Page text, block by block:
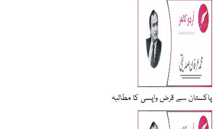
پاکستان سے قرض واپسی کا مطالبہ